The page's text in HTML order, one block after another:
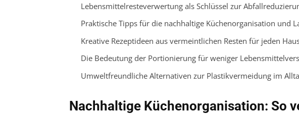
Lebensmittelresteverwertung als Schlüssel zur
Praktische Tipps für die nachhaltige Küchenorganisation und
Kreative Rezeptideen aus vermeintlichen Resten für jeden
Die Bedeutung der Portionierung für weniger
Umweltfreundliche Alternativen zur Plastikvermeidung im
Nachhaltige Küchenorganisation: So